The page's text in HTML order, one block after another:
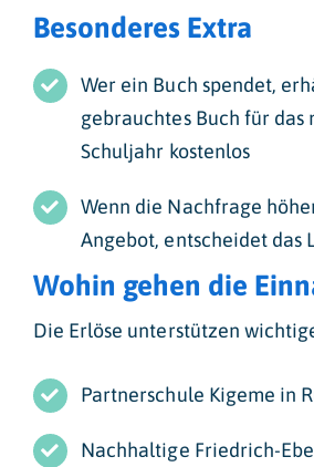
Besonderes Extra
Wer ein Buch spendet,
gebrauchtes Buch für das
Schuljahr kostenlos
Wenn die Nachfrage
Angebot, entscheidet das
Wohin gehen die
Die Erlöse unterstützen
Partnerschule Kigeme in
Nachhaltige Friedrich-